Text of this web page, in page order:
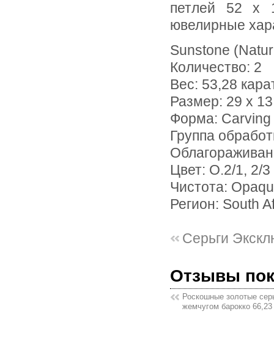
петлей 52 х
ювелирные
Sunstone
Количество: 2
Вес: 53,28
Размер: 29 х
Форма: Carving
Группа
Цвет: О.2/1, 2/3
Чистота:
Регион: South
Серьги
Отзывы
Роскошные золотые
жемчугом барокко